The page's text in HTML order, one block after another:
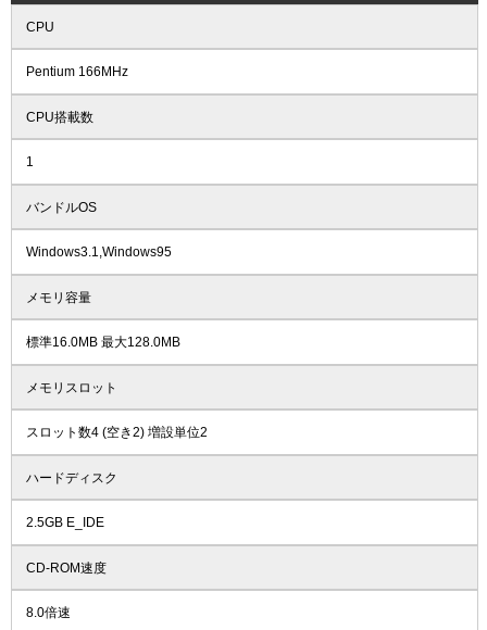
CPU
Pentium 166MHz
CPU搭載数
1
バンドルOS
Windows3.1,Windows95
メモリ容量
標準16.0MB 最大128.0MB
メモリスロット
スロット数4 (空き2) 増設単位2
ハードディスク
2.5GB E_IDE
CD-ROM速度
8.0倍速